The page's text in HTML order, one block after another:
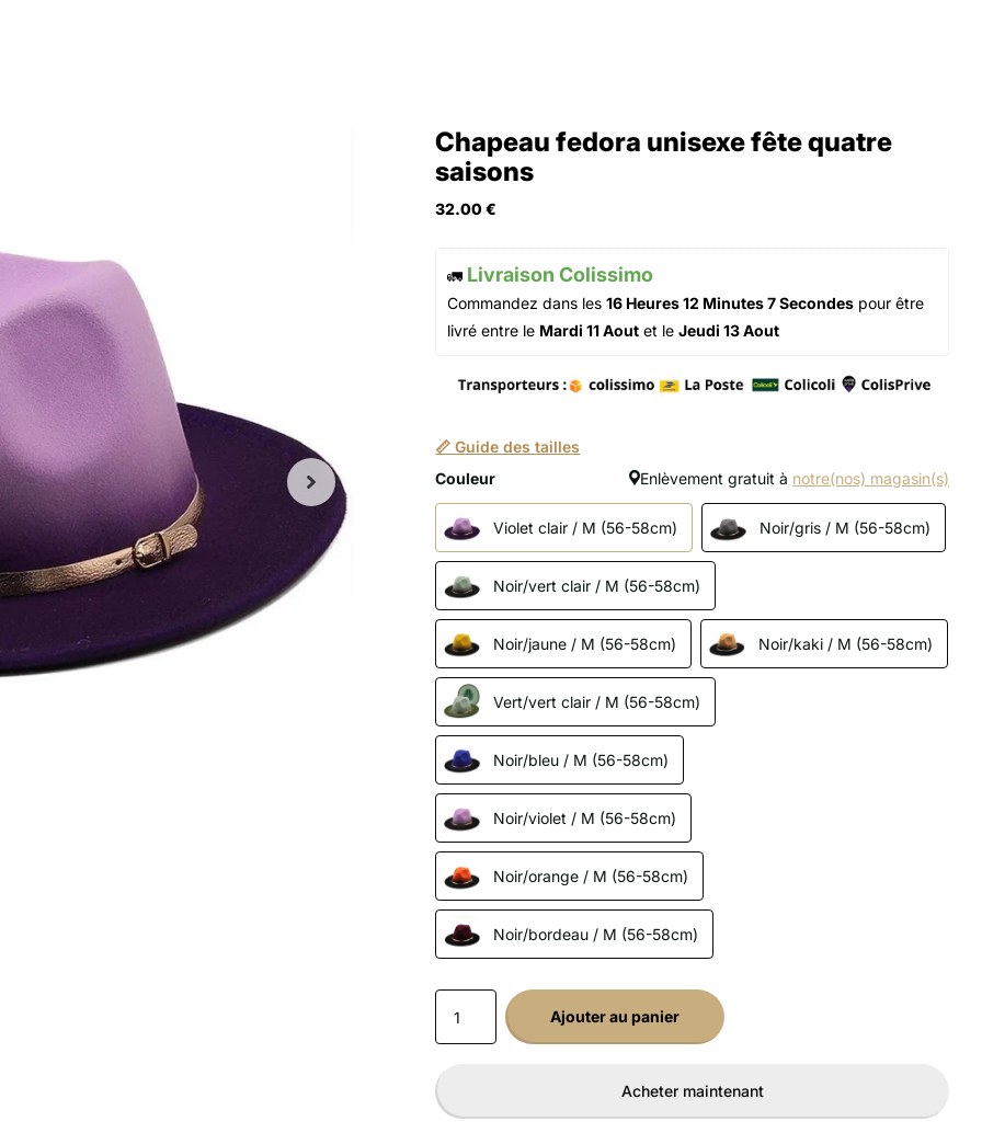
Chapeau fedora unisexe fête quatre
saisons
32.00 €
🚛 Livraison Colissimo
Commandez dans les 16 Heures 12 Minutes 7 Secondes pour être
livré entre le Mardi 11 Aout et le Jeudi 13 Aout
📏 Guide des tailles
Couleur
Enlèvement gratuit à notre(nos) magasin(s)
Violet clair / M (56-58cm) Noir/gris / M (56-58cm)
Noir/vert clair / M (56-58cm)
Noir/jaune / M (56-58cm) Noir/kaki / M (56-58cm)
Vert/vert clair / M (56-58cm)
Noir/bleu / M (56-58cm)
Noir/violet / M (56-58cm)
Noir/orange / M (56-58cm)
Noir/bordeau / M (56-58cm)
Ajouter au panier
Acheter maintenant